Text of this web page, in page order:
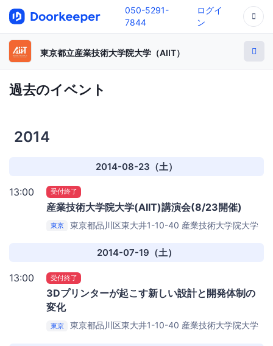
050-5291-
7844
ログイ
ン
東京都立産業技術大学院大学（AIIT）
過去のイベント
2014
2014-08-23（土）
13:00 受付終了
産業技術大学院大学(AIIT)講演会(8/23開催)
東京 東京都品川区東大井1-10-40 産業技術大学院大学
2014-07-19（土）
13:00 受付終了
3Dプリンターが起こす新しい設計と開発体制の
変化
東京 東京都品川区東大井1-10-40 産業技術大学院大学